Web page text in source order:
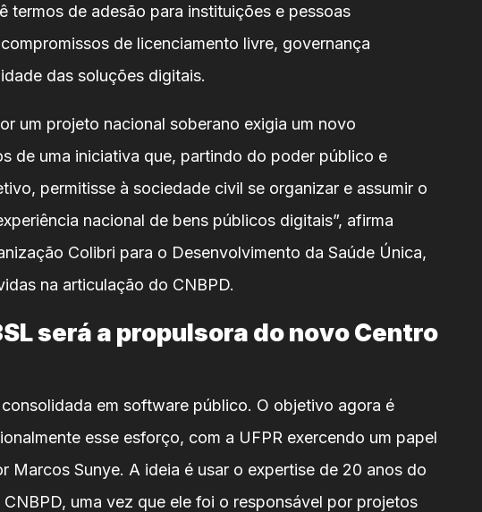
termos de adesão para instituições e pessoas
de licenciamento livre, governança
das soluções digitais.
um projeto nacional soberano exigia um novo
de uma iniciativa que, partindo do poder público e
permitisse à sociedade civil se organizar e assumir o
nacional de bens públicos digitais”, afirma
Colibri para o Desenvolvimento da Saúde Única,
na articulação do CNBPD.
será a propulsora do novo Centro
consolidada em software público. O objetivo agora é
esse esforço, com a UFPR exercendo um papel
Marcos Sunye. A ideia é usar o expertise de 20 anos do
uma vez que ele foi o responsável por projetos